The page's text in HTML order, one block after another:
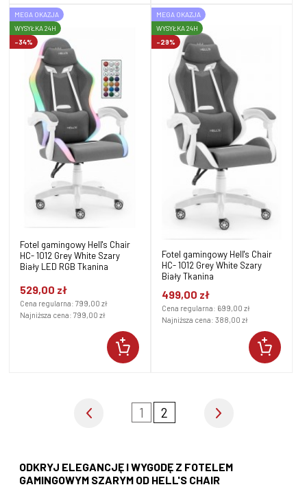
Fotel gamingowy Hell's Chair
HC- 1012 Grey White Szary
Biały LED RGB Tkanina
529,00 zł
Cena regularna: 799,00 zł
Najniższa cena: 799,00 zł
-34%
WYSYŁKA 24H
MEGA OKAZJA
Fotel gamingowy Hell's Chair
HC- 1012 Grey White Szary
Biały Tkanina
499,00 zł
Cena regularna: 699,00 zł
Najniższa cena: 388,00 zł
-29%
WYSYŁKA 24H
MEGA OKAZJA
1 2
ODKRYJ ELEGANCJĘ I WYGODĘ Z FOTELEM
GAMINGOWYM SZARYM OD HELL'S CHAIR